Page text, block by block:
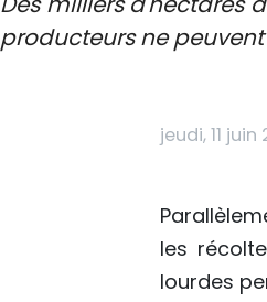
producteurs ne
jeudi, 11 juin
les
lourdes